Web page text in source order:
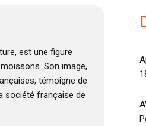
est une figure
Son image,
témoigne de
société française de